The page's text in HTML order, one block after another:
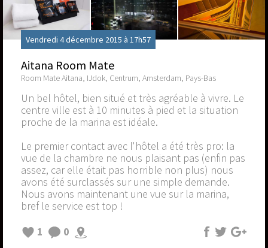
Vendredi 4 décembre 2015 à 17h57
Aitana Room Mate
Room Mate Aitana, IJdok, Centrum, Amsterdam, Pays-Bas
Un bel hôtel, bien situé et très agréable à vivre. Le
centre ville est à 10 minutes à pied et la situation
proche de la marina est idéale.
Le premier contact avec l'hôtel a été très pro: la
vue de la chambre ne nous plaisant pas (enfin pas
assez, car elle était pas horrible non plus) nous
avons été surclassés sur une simple demande.
Nous avons maintenant une vue sur la marina,
bref le service est top !
1
0